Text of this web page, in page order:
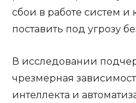
сбои в работе систем и
поставить под угрозу
В исследовании
чрезмерная
интеллекта и